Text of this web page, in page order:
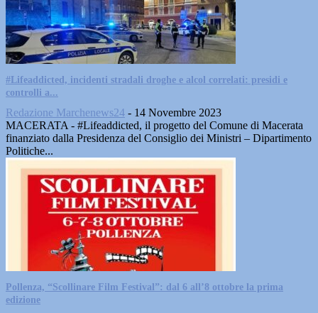
#Lifeaddicted, incidenti stradali droghe e alcol correlati: presidi e
controlli a...
Redazione Marchenews24 - 14 Novembre 2023
MACERATA - #Lifeaddicted, il progetto del Comune di Macerata
finanziato dalla Presidenza del Consiglio dei Ministri – Dipartimento
Politiche...
Pollenza, “Scollinare Film Festival”: dal 6 all’8 ottobre la prima
edizione